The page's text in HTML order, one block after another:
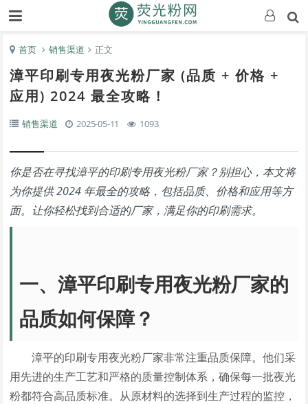
首页 销售渠道 正文
漳平印刷专用夜光粉厂家 (品质 + 价格 +
应用) 2024 最全攻略！
销售渠道 2025-05-11 1093
你是否在寻找漳平的印刷专用夜光粉厂家？别担心，本文将
为你提供 2024 年最全的攻略，包括品质、价格和应用等方
面。让你轻松找到合适的厂家，满足你的印刷需求。
一、漳平印刷专用夜光粉厂家的
品质如何保障？
漳平的印刷专用夜光粉厂家非常注重品质保障。他们采
用先进的生产工艺和严格的质量控制体系，确保每一批夜光
粉都符合高品质标准。从原材料的选择到生产过程的监控，